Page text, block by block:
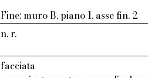
Fine: muro B, piano 1, asse fin. 2
n. r.
facciata